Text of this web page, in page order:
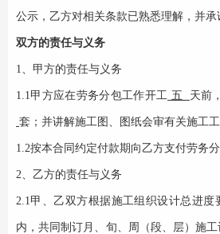
公示，乙方对相关条款已熟悉理解，并承
双方的责任与义务
1、甲方的责任与义务
1.1甲方应在劳务分包工作开工 五 天前
套；并讲解施工图、图纸会审有关施工
1.2按本合同约定付款期向乙方支付劳务分
2、乙方的责任与义务
2.1甲、乙双方根据施工组织设计总进度
内，共同制订月、旬、周（段、层）施